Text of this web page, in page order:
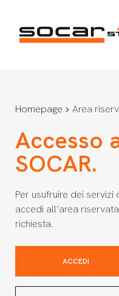
Homepage Area
Accesso
SOCAR.
Per usufruire dei servizi
accedi all’area
richiesta.
ACCEDI